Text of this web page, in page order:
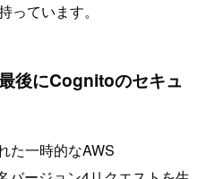
っています。
後にCognitoのセキュ
た一時的なAWS